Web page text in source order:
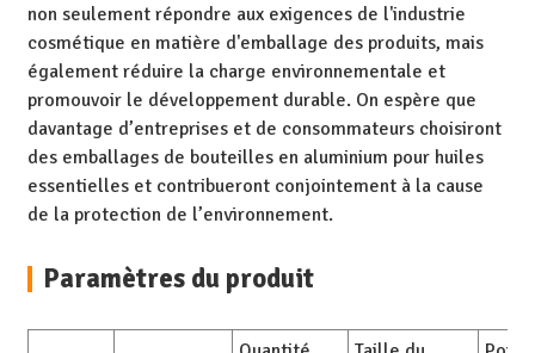
non seulement répondre aux exigences de l'industrie
cosmétique en matière d'emballage des produits, mais
également réduire la charge environnementale et
promouvoir le développement durable. On espère que
davantage d’entreprises et de consommateurs choisiront
des emballages de bouteilles en aluminium pour huiles
essentielles et contribueront conjointement à la cause
de la protection de l’environnement.
Paramètres du produit